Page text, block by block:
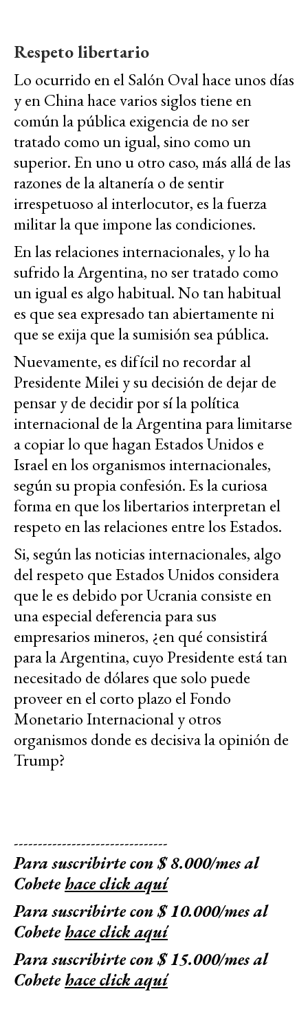
Respeto libertario
Lo ocurrido en el Salón Oval hace unos días
y en China hace varios siglos tiene en
común la pública exigencia de no ser
tratado como un igual, sino como un
superior. En uno u otro caso, más allá de las
razones de la altanería o de sentir
irrespetuoso al interlocutor, es la fuerza
militar la que impone las condiciones.
En las relaciones internacionales, y lo ha
sufrido la Argentina, no ser tratado como
un igual es algo habitual. No tan habitual
es que sea expresado tan abiertamente ni
que se exija que la sumisión sea pública.
Nuevamente, es difícil no recordar al
Presidente Milei y su decisión de dejar de
pensar y de decidir por sí la política
internacional de la Argentina para limitarse
a copiar lo que hagan Estados Unidos e
Israel en los organismos internacionales,
según su propia confesión. Es la curiosa
forma en que los libertarios interpretan el
respeto en las relaciones entre los Estados.
Si, según las noticias internacionales, algo
del respeto que Estados Unidos considera
que le es debido por Ucrania consiste en
una especial deferencia para sus
empresarios mineros, ¿en qué consistirá
para la Argentina, cuyo Presidente está tan
necesitado de dólares que solo puede
proveer en el corto plazo el Fondo
Monetario Internacional y otros
organismos donde es decisiva la opinión de
Trump?
--------------------------------
Para suscribirte con $ 8.000/mes al
Cohetehace click aquí
Para suscribirte con $ 10.000/mes al
Cohetehace click aquí
Para suscribirte con $ 15.000/mes al
Cohetehace click aquí